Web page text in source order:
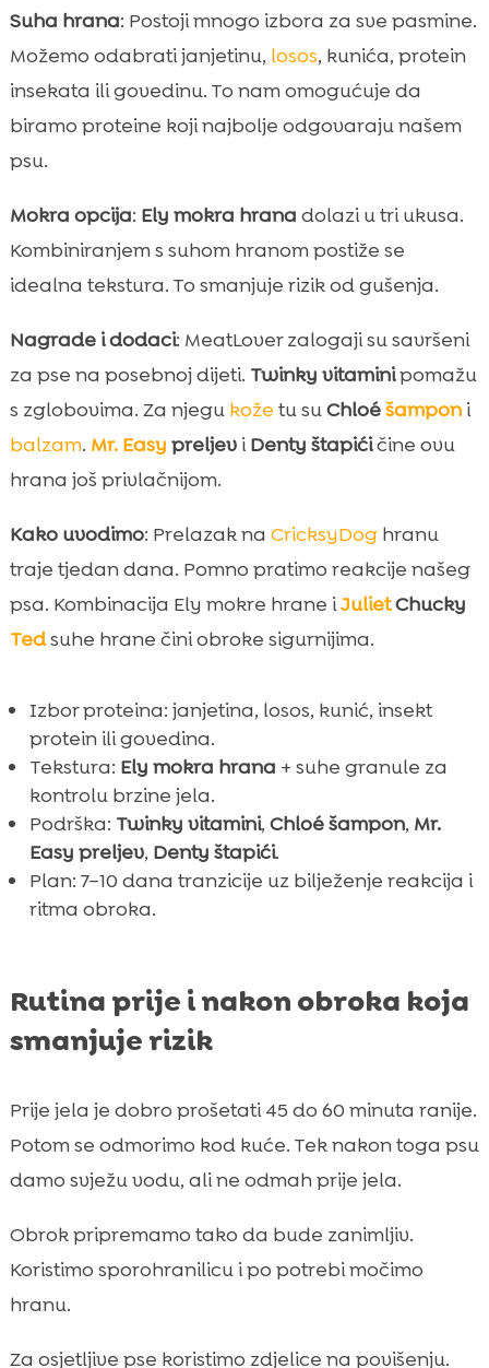
Suha hrana: Postoji mnogo izbora za sve pasmine.
Možemo odabrati janjetinu, losos, kunića, protein
insekata ili govedinu. To nam omogućuje da
biramo proteine koji najbolje odgovaraju našem
psu.
Mokra opcija: Ely mokra hrana dolazi u tri ukusa.
Kombiniranjem s suhom hranom postiže se
idealna tekstura. To smanjuje rizik od gušenja.
Nagrade i dodaci: MeatLover zalogaji su savršeni
za pse na posebnoj dijeti. Twinky vitaminipomažu
s zglobovima. Za njegu kože tu suChloéšamponi
balzam. Mr. Easy preljeviDenty štapićičine ovu
hrana još privlačnijom.
Kako uvodimo: Prelazak na CricksyDoghranu
traje tjedan dana. Pomno pratimo reakcije našeg
psa. Kombinacija Ely mokre hrane iJulietChucky
Tedsuhe hrane čini obroke sigurnijima.
Izbor proteina: janjetina, losos, kunić, insekt
protein ili govedina.
Tekstura: Ely mokra hrana + suhe granule za
kontrolu brzine jela.
Podrška: Twinky vitamini, Chloé šampon, Mr.
Easy preljev, Denty štapići.
Plan: 7–10 dana tranzicije uz bilježenje reakcija i
ritma obroka.
Rutina prije i nakon obroka koja
smanjuje rizik
Prije jela je dobro prošetati 45 do 60 minuta ranije.
Potom se odmorimo kod kuće. Tek nakon toga psu
damo svježu vodu, ali ne odmah prije jela.
Obrok pripremamo tako da bude zanimljiv.
Koristimo sporohranilicu i po potrebi močimo
hranu.
Za osjetljive pse koristimo zdjelice na povišenju.